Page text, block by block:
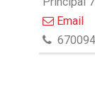
Email